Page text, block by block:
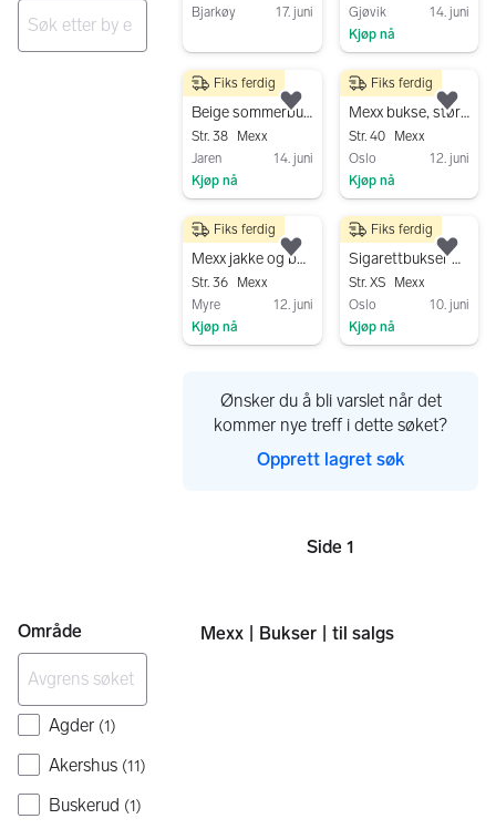
Område
Agder (1)
Akershus (11)
Buskerud (1)
Bjarkøy
17. juni
Gjøvik
14. juni
Kjøp nå
250 kr
Beige sommerbukse/chinos fra Mexx, str. 38
Str. 38
Mexx
Jaren
14. juni
Kjøp nå
Fiks ferdig
Legg til som favoritt.
300 kr
Mexx bukse, størrelse 40
Str. 40
Mexx
Oslo
12. juni
Kjøp nå
Fiks ferdig
350 kr
Mexx jakke og bukse
Str. 36
Mexx
Myre
12. juni
Kjøp nå
Fiks ferdig
Legg til som favoritt.
200 kr
Sigarettbukser MEXX, Str. XS/34
Str. XS
Mexx
Oslo
10. juni
Kjøp nå
Fiks ferdig
Ønsker du å bli varslet når det
kommer nye treff i dette søket?
Opprett lagret søk
Sider
Side 1
Mexx | Bukser | til salgs